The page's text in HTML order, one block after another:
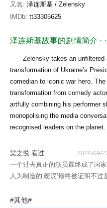
又名: 泽连斯基 / Zelensky‎
IMDb: tt33305625
泽连斯基故事的剧情简介 ·
Zelensky takes an unfiltered
transformation of Ukraine’s
comedian to iconic war hero.
transformation from comedy
artfully combining his performer
monopolising the media
recognised leaders on the planet.
棠之悦 看过 2024-09-
一个过去真正的演员最终成了国
人为制造的‘硬汉’最终被证明不过
#其他#